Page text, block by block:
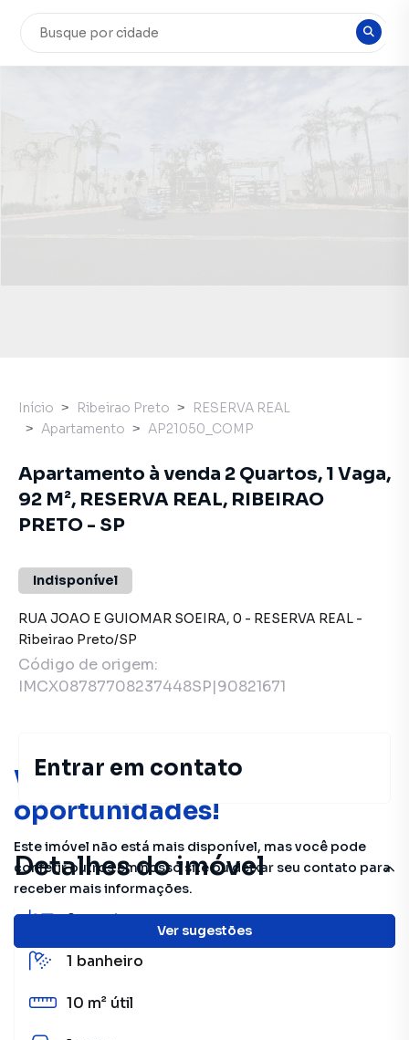
Você pode encontrar novas
oportunidades!
Este imóvel não está mais disponível, mas você pode
conferir outros em nosso site ou deixar seu contato para
receber mais informações.
Ver sugestões
Detalhes do imóvel
2quartos
1 banheiro
10 m² útil
Início Ribeirao Preto
RESERVA REAL
Apartamento
AP21050_COMP
Apartamento à venda 2 Quartos, 1 Vaga,
92 M², RESERVA REAL, RIBEIRAO
PRETO - SP
Indisponível
RUA JOAO E GUIOMAR SOEIRA, 0 - RESERVA REAL -
Ribeirao Preto/SP
Código de origem:
IMCX08787708237448SP|90821671
Entrar em contato